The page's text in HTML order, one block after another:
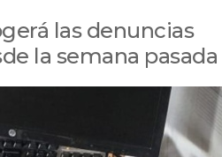
las denuncias
la semana pasada